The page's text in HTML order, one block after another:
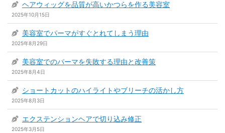
ヘアウィッグを品質が高いかつらを作る美容室
2025年10月15日
美容室でパーマがすぐとれてしまう理由
2025年8月29日
美容室でのパーマを失敗する理由と改善策
2025年8月4日
ショートカットのハイライトやブリーチの活かし方
2025年8月3日
エクステンションヘアで切り込み修正
2025年3月5日